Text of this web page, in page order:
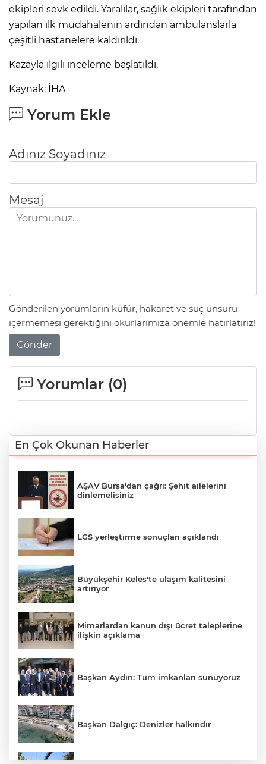
ekipleri sevk edildi. Yaralılar, sağlık ekipleri tarafından
yapılan ilk müdahalenin ardından ambulanslarla
çeşitli hastanelere kaldırıldı.
Kazayla ilgili inceleme başlatıldı.
Kaynak: İHA
Yorum Ekle
Adınız Soyadınız
Mesaj
Gönderilen yorumların küfür, hakaret ve suç unsuru
içermemesi gerektiğini okurlarımıza önemle hatırlatırız!
Gönder
Yorumlar (0)
En Çok Okunan Haberler
AŞAV Bursa'dan çağrı: Şehit ailelerini
dinlemelisiniz
LGS yerleştirme sonuçları açıklandı
Büyükşehir Keles'te ulaşım kalitesini
artırıyor
Mimarlardan kanun dışı ücret taleplerine
ilişkin açıklama
Başkan Aydın: Tüm imkanları sunuyoruz
Başkan Dalgıç: Denizler halkındır